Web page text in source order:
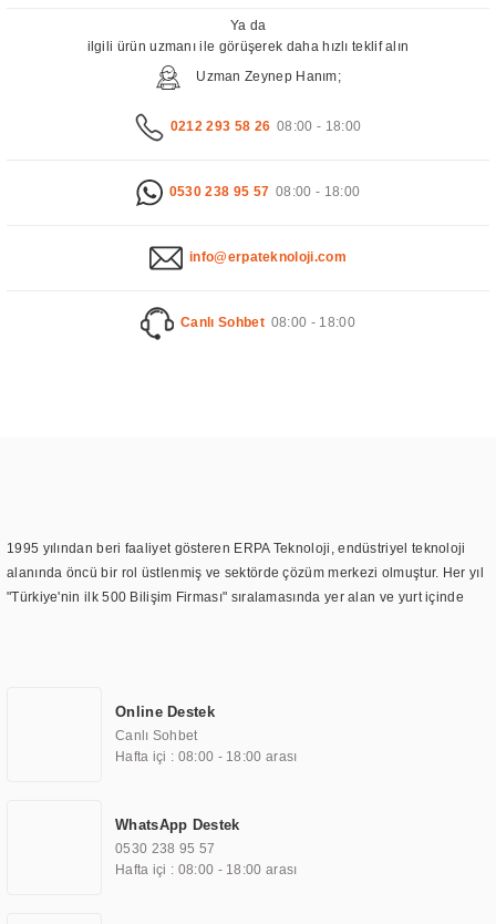
Ya da
ilgili ürün uzmanı ile görüşerek daha hızlı teklif alın
Uzman Zeynep Hanım;
0212 293 58 26 08:00 - 18:00
0530 238 95 57 08:00 - 18:00
info@erpateknoloji.com
Canlı Sohbet 08:00 - 18:00
1995 yılından beri faaliyet gösteren ERPA Teknoloji, endüstriyel teknoloji
alanında öncü bir rol üstlenmiş ve sektörde çözüm merkezi olmuştur. Her yıl
"Türkiye'nin ilk 500 Bilişim Firması" sıralamasında yer alan ve yurt içinde
TOCHI markası altında kendi ürettiği ürünlerde kullanmıştır. Günümüzde
TOCHI; videowall, digital signage, kiosk, totem, akıllı durak ekranı, araç içi
ekran, asansör ekranı, digital menüboard, marin ekran, medikal ekran,
ekranları, endüstriyel ekranlar, kapı önü bilgi ekranları, panel PC,
endüstriyel Panel PC, mini PC, endüstriyel mini PC ve akıllı bina sistemleri
gibi çözümleri 4.5" ile 110” boyutları arasında üretebilirken, ayrıca standart
Online Destek
Canlı Sohbet
Hafta içi : 08:00 - 18:00 arası
WhatsApp Destek
0530 238 95 57
Hafta içi : 08:00 - 18:00 arası